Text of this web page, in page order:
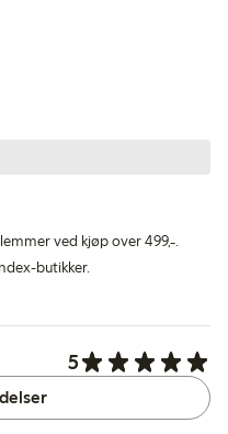
ved kjøp over 499,-.
butikker.
5